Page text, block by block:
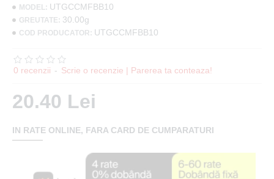
MODEL: UTGCCMFBB10
GREUTATE: 30.00g
COD PRODUCATOR: UTGCCMFBB10
0 recenzii - Scrie o recenzie | Parerea ta conteaza!
20.40 Lei
IN RATE ONLINE, FARA CARD DE CUMPARATURI